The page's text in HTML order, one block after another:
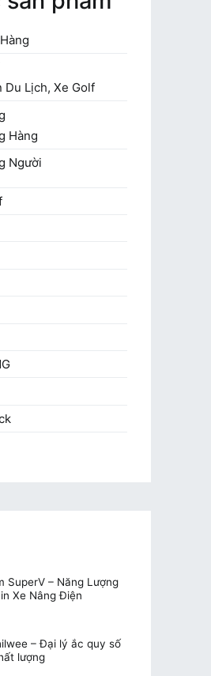
Lịch, Xe Golf
Hàng
Người
SuperV – Năng Lượng
Xe Nâng Điện
– Đại lý ắc quy số
lượng